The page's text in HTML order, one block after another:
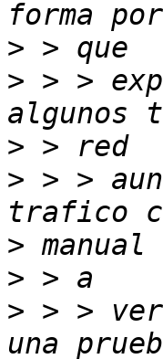
>
> > >
>
> > >
>
>
> > >